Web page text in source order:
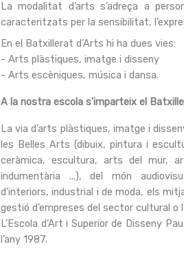
La modalitat d’arts s’adreça a
caracteritzats per la sensibilitat,
En el Batxillerat d’Arts hi ha dues vies:
- Arts plàstiques, imatge i disseny
- Arts escèniques, música i dansa.
A la nostra escola s'imparteix el
La via d’arts plàstiques, imatge i
les Belles Arts (dibuix, pintura i
ceràmica, escultura, arts del mur,
indumentària ...), del món
d’interiors, industrial i de moda, els
gestió d’empreses del sector cultural o
L’Escola d’Art i Superior de Disseny
l’any 1987.